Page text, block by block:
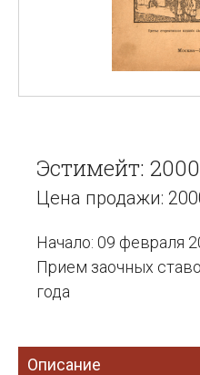
Эстимейт:
Цена продажи:
Начало: 09 февраля
Прием заочных
года
Описание